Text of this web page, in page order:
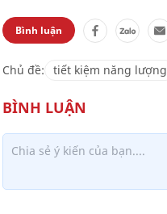
Bình luận
Chủ đề: tiết kiệm năng lượng